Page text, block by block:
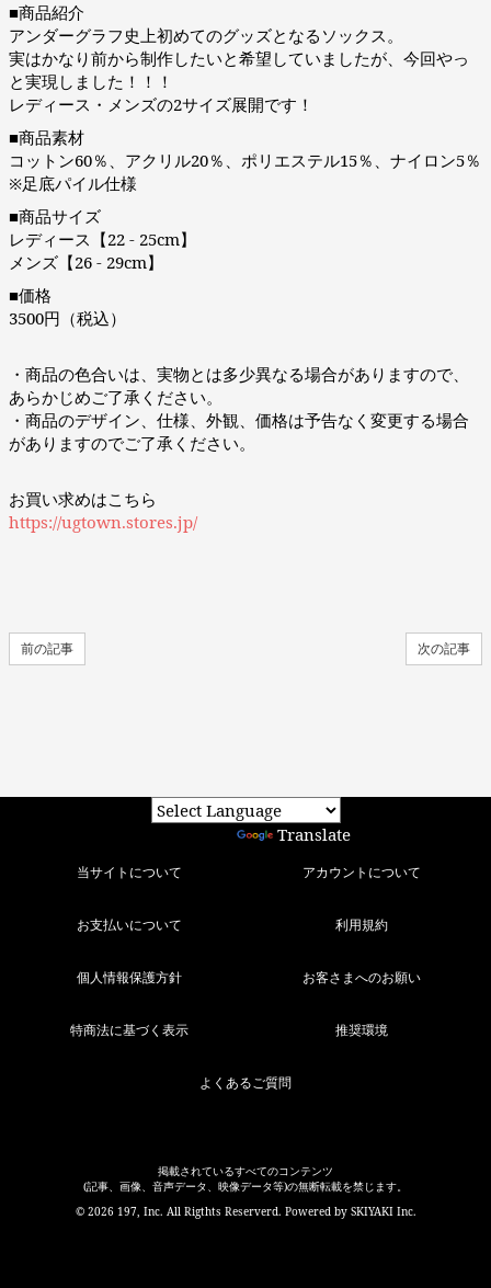
■商品紹介
アンダーグラフ史上初めてのグッズとなるソックス。
実はかなり前から制作したいと希望していましたが、今回やっ
と実現しました！！！
レディース・メンズの2サイズ展開です！
■商品素材
コットン60％、アクリル20％、ポリエステル15％、ナイロン5％
※足底パイル仕様
■商品サイズ
レディース【22 - 25cm】
メンズ【26 - 29cm】
■価格
3500円（税込）
・商品の色合いは、実物とは多少異なる場合がありますので、
あらかじめご了承ください。
・商品のデザイン、仕様、外観、価格は予告なく変更する場合
がありますのでご了承ください。
お買い求めはこちら
https://ugtown.stores.jp/
次の記事
前の記事
Translate
当サイトについて アカウントについて
お支払いについて 利用規約
個人情報保護方針 お客さまへのお願い
特商法に基づく表示 推奨環境
よくあるご質問
掲載されているすべてのコンテンツ
(記事、画像、音声データ、映像データ等)の無断転載を禁じます。
© 2026 197, Inc. All Rigthts Reserverd. Powered by SKIYAKI Inc.